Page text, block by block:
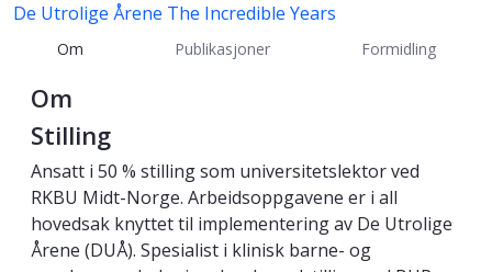
De Utrolige Årene The Incredible Years
Om Publikasjoner Formidling
Om
Stilling
Ansatt i 50 % stilling som universitetslektor ved
RKBU Midt-Norge. Arbeidsoppgavene er i all
hovedsak knyttet til implementering av De Utrolige
Årene (DUÅ). Spesialist i klinisk barne- og